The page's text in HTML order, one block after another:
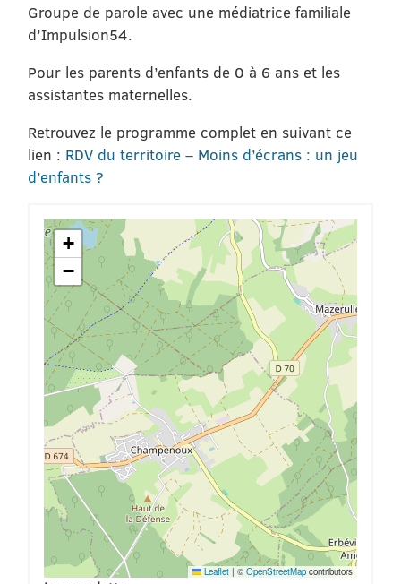
Groupe de parole avec une médiatrice familiale
d’Impulsion54.
Pour les parents d’enfants de 0 à 6 ans et les
assistantes maternelles.
Retrouvez le programme complet en suivant ce
lien : RDV du territoire – Moins d’écrans : un jeu
d’enfants ?
+
−
Leaflet | ©OpenStreetMap contributors